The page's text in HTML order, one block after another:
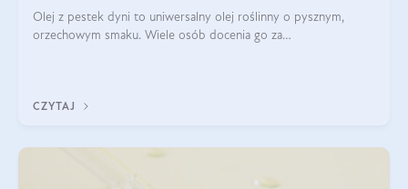
Olej z pestek dyni to uniwersalny olej roślinny o pysznym,
orzechowym smaku. Wiele osób docenia go za
CZYTAJ